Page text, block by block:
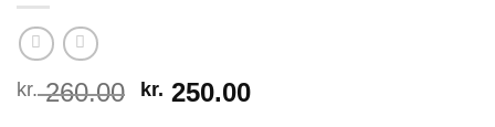
kr.260.00 Den
kr. 250.00Den